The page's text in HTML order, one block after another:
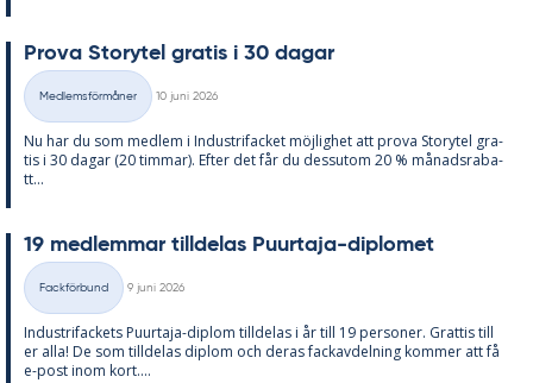
Prova Sto­ry­tel gra­tis i 30 da­gar
Kategorier
Medlemsförmåner
10 juni 2026
Nu har du som med­lem i In­du­stri­fac­ket möj­lig­het att prova Sto­ry­tel gra­
tis i 30 da­gar (20 tim­mar). Ef­ter det får du dess­utom 20 % må­nads­ra­ba­
tt...
19 med­lem­mar till­de­las Pu­ur­ta­ja-di­plo­met
Kategorier
Fackförbund
9 juni 2026
In­du­stri­fac­kets Pu­ur­ta­ja-diplom till­de­las i år till 19 per­so­ner. Grat­tis till
er alla! De som till­de­las diplom och de­ras fackav­del­ning kom­mer att få
e-post inom kort....